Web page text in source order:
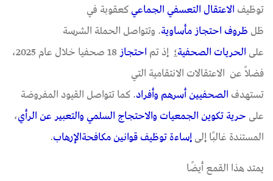
توظيفالاعتقالالتعسفيالجماعيكعقوبة في
ظلظروفاحتجازمأساوية. وتتواصل الحملة الشرسة
علىالحرياتالصحفية؛ إذ تماحتجاز
18 صحفيا خلال عام 2025،
فضلاً عن الاعتقالات الانتقامية التي
تستهدفالصحفيين وأفرادأسرهم
. كما تتواصل القيود المفروضة
علىحريةتكوينالجمعياتوالاحتجاجالسلميوالتعبيرعنالرأي،
المستندة غالبًا إلىإساءةتوظيفقوانينمكافحةالإرهاب.
يمتد هذا القمع أيضًا